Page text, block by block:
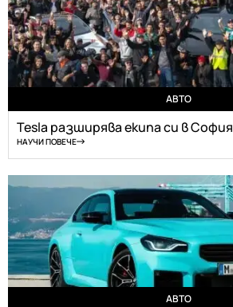
АВТО
Tesla разширява екипа си в София
НАУЧИ ПОВЕЧЕ
АВТО